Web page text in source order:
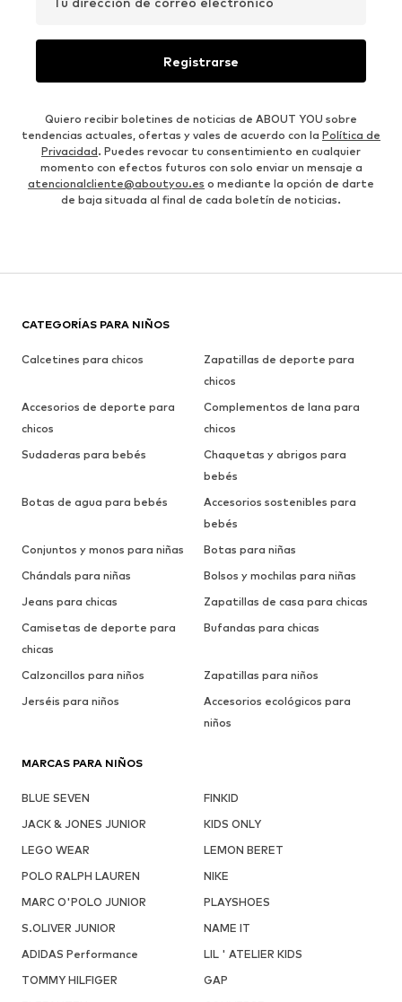
Registrarse
Quiero recibir boletines de noticias de ABOUT YOU sobre
tendencias actuales, ofertas y vales de acuerdo con la Política de
Privacidad. Puedes revocar tu consentimiento en cualquier
momento con efectos futuros con solo enviar un mensaje a
atencionalcliente@aboutyou.es o mediante la opción de darte
de baja situada al final de cada boletín de noticias.
CATEGORÍAS PARA NIÑOS
Calcetines para chicos
Zapatillas de deporte para
chicos
Accesorios de deporte para
chicos
Complementos de lana para
chicos
Sudaderas para bebés
Chaquetas y abrigos para
bebés
Botas de agua para bebés
Accesorios sostenibles para
bebés
Conjuntos y monos para niñas
Botas para niñas
Chándals para niñas
Bolsos y mochilas para niñas
Jeans para chicas
Zapatillas de casa para chicas
Camisetas de deporte para
chicas
Bufandas para chicas
Calzoncillos para niños
Zapatillas para niños
Jerséis para niños
Accesorios ecológicos para
niños
MARCAS PARA NIÑOS
BLUE SEVEN
FINKID
JACK & JONES JUNIOR
KIDS ONLY
LEGO WEAR
LEMON BERET
POLO RALPH LAUREN
NIKE
MARC O'POLO JUNIOR
PLAYSHOES
S.OLIVER JUNIOR
NAME IT
ADIDAS Performance
LIL ' ATELIER KIDS
TOMMY HILFIGER
GAP